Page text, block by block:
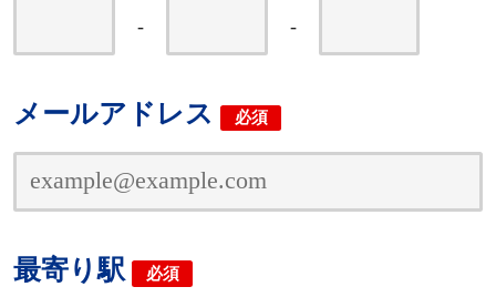
- -
メールアドレス 必須
最寄り駅 必須